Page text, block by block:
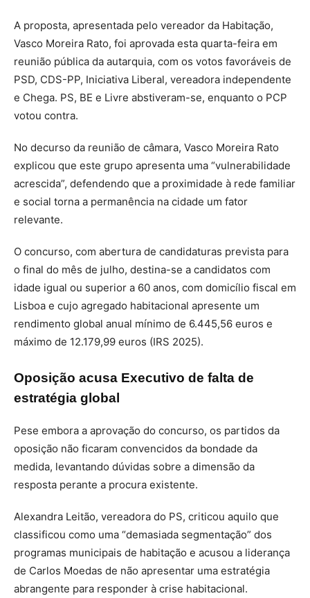
A proposta, apresentada pelo vereador da Habitação,
Vasco Moreira Rato, foi aprovada esta quarta-feira em
reunião pública da autarquia, com os votos favoráveis de
PSD, CDS-PP, Iniciativa Liberal, vereadora independente
e Chega. PS, BE e Livre abstiveram-se, enquanto o PCP
votou contra.
No decurso da reunião de câmara, Vasco Moreira Rato
explicou que este grupo apresenta uma “vulnerabilidade
acrescida”, defendendo que a proximidade à rede familiar
e social torna a permanência na cidade um fator
relevante.
O concurso, com abertura de candidaturas prevista para
o final do mês de julho, destina-se a candidatos com
idade igual ou superior a 60 anos, com domicílio fiscal em
Lisboa e cujo agregado habitacional apresente um
rendimento global anual mínimo de 6.445,56 euros e
máximo de 12.179,99 euros (IRS 2025).
Oposição acusa Executivo de falta de
estratégia global
Pese embora a aprovação do concurso, os partidos da
oposição não ficaram convencidos da bondade da
medida, levantando dúvidas sobre a dimensão da
resposta perante a procura existente.
Alexandra Leitão, vereadora do PS, criticou aquilo que
classificou como uma “demasiada segmentação” dos
programas municipais de habitação e acusou a liderança
de Carlos Moedas de não apresentar uma estratégia
abrangente para responder à crise habitacional.